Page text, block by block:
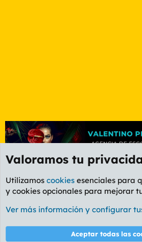
Foro General
Cookies
PL OLDSTYLE AMARILLO
Términos y reglas
Valoramos tu
Utilizamos cookies esenciales para
y cookies opcionales para mejorar
Ver más información y configurar
Aceptar todas las